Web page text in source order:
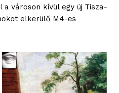
a városon kívül egy új Tisza-
elkerülő M4-es